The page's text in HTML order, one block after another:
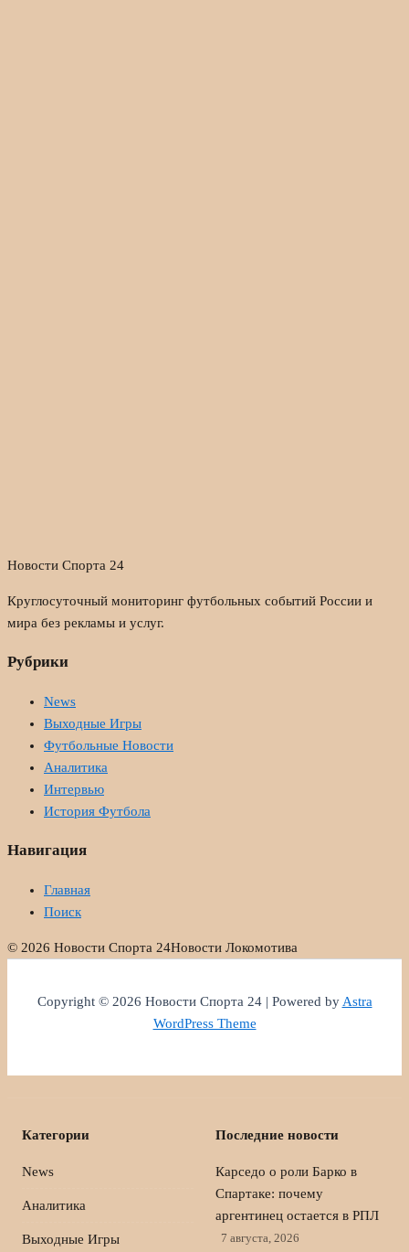
Новости Спорта 24
Круглосуточный мониторинг футбольных событий России и
мира без рекламы и услуг.
Рубрики
News
Выходные Игры
Футбольные Новости
Аналитика
Интервью
История Футбола
Навигация
Главная
Поиск
© 2026 Новости Спорта 24Новости Локомотива
Copyright © 2026 Новости Спорта 24 | Powered byAstra
WordPress Theme
Категории
News
Аналитика
Выходные Игры
Последние новости
Карседо о роли Барко в
Спартаке: почему
аргентинец остается в РПЛ
7 августа, 2026